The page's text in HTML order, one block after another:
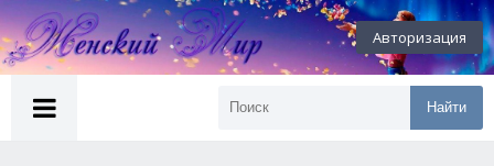
Авторизация
Найти